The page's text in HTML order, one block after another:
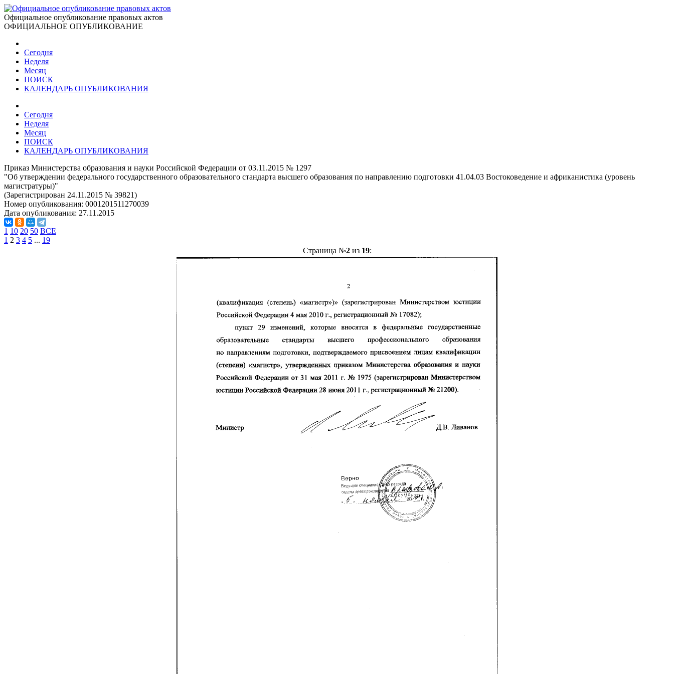
Официальное опубликование правовых актов
ОФИЦИАЛЬНОЕ ОПУБЛИКОВАНИЕ
Сегодня
Неделя
Месяц
ПОИСК
КАЛЕНДАРЬ ОПУБЛИКОВАНИЯ
Сегодня
Неделя
Месяц
ПОИСК
КАЛЕНДАРЬ ОПУБЛИКОВАНИЯ
Приказ Министерства образования и науки Российской Федерации от 03.11.2015 № 1297
"Об утверждении федерального государственного образовательного стандарта высшего образования по направлению подготовки 41.04.03 Востоковедение и африканистика (уровень
магистратуры)"
(Зарегистрирован 24.11.2015 № 39821)
Номер опубликования: 0001201511270039
Дата опубликования: 27.11.2015
1 10 20 50 ВСЕ
1 2 3 4 5 ... 19
Страница №2из 19: